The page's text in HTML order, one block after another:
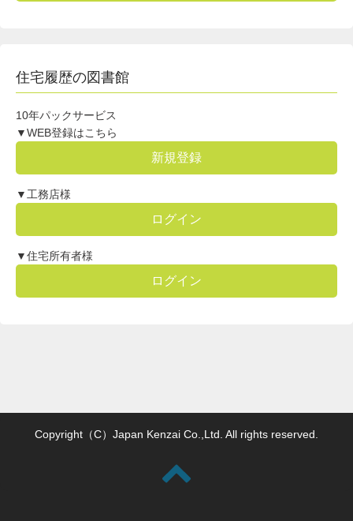
住宅履歴の図書館
10年パックサービス
▼WEB登録はこちら
新規登録
▼工務店様
ログイン
▼住宅所有者様
ログイン
Copyright（C）Japan Kenzai Co.,Ltd. All rights reserved.